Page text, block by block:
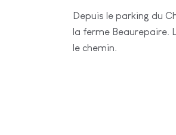
Depuis le parking du
la ferme Beaurepaire.
le chemin.